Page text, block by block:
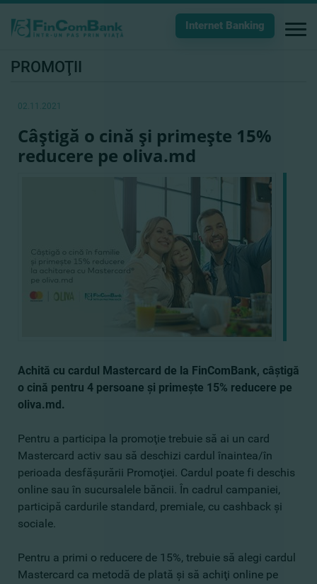
Internet Banking
PROMOŢII
02.11.2021
Câştigă o cină şi primeşte 15%
reducere pe oliva.md
Achită cu cardul Mastercard de la FinComBank, câştigă
o cină pentru 4 persoane şi primeşte 15% reducere pe
oliva.md.
Pentru a participa la promoţie trebuie să ai un card
Mastercard activ sau să deschizi cardul înaintea/în
perioada desfăşurării Promoţiei. Cardul poate fi deschis
online sau în sucursalele băncii. În cadrul campaniei,
participă cardurile standard, premiale, cu cashback şi
sociale.
Pentru a primi o reducere de 15%, trebuie să alegi cardul
Mastercard ca metodă de plată şi să achiţi online pe